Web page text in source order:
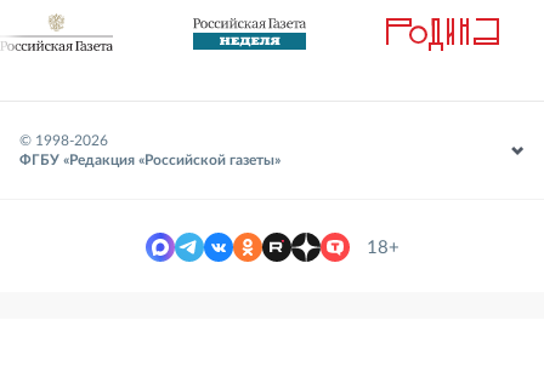
© 1998-2026
ФГБУ «Редакция «Российской газеты»
18+